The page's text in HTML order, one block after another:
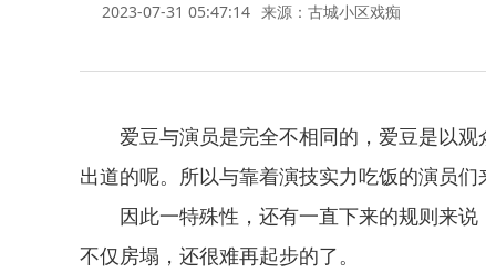
2023-07-31 05:47:14 来源：古城小区戏痴
爱豆与演员是完全不相同的，爱豆是以
出道的呢。所以与靠着演技实力吃饭的演员们
因此一特殊性，还有一直下来的规则来
不仅房塌，还很难再起步的了。